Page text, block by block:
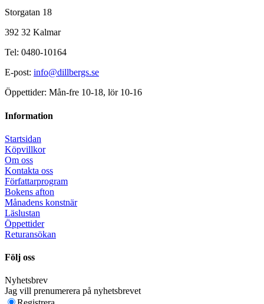
Storgatan 18
392 32 Kalmar
Tel: 0480-10164
E-post: info@dillbergs.se
Öppettider: Mån-fre 10-18, lör 10-16
Information
Startsidan
Köpvillkor
Om oss
Kontakta oss
Författarprogram
Bokens afton
Månadens konstnär
Läslustan
Öppettider
Returansökan
Följ oss
Nyhetsbrev
Jag vill prenumerera på nyhetsbrevet